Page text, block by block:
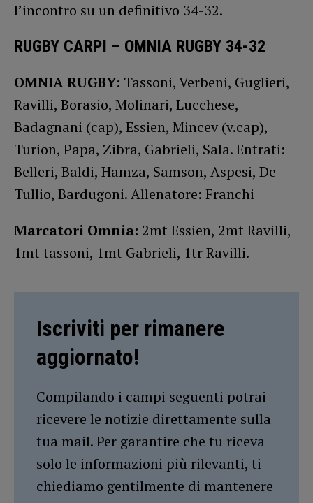
l’incontro su un definitivo 34-32.
RUGBY CARPI – OMNIA RUGBY 34-32
OMNIA RUGBY: Tassoni, Verbeni, Guglieri,
Ravilli, Borasio, Molinari, Lucchese,
Badagnani (cap), Essien, Mincev (v.cap),
Turion, Papa, Zibra, Gabrieli, Sala. Entrati:
Belleri, Baldi, Hamza, Samson, Aspesi, De
Tullio, Bardugoni. Allenatore: Franchi
Marcatori Omnia: 2mt Essien, 2mt Ravilli,
1mt tassoni, 1mt Gabrieli, 1tr Ravilli.
Iscriviti per rimanere
aggiornato!
Compilando i campi seguenti potrai
ricevere le notizie direttamente sulla
tua mail. Per garantire che tu riceva
solo le informazioni più rilevanti, ti
chiediamo gentilmente di mantenere